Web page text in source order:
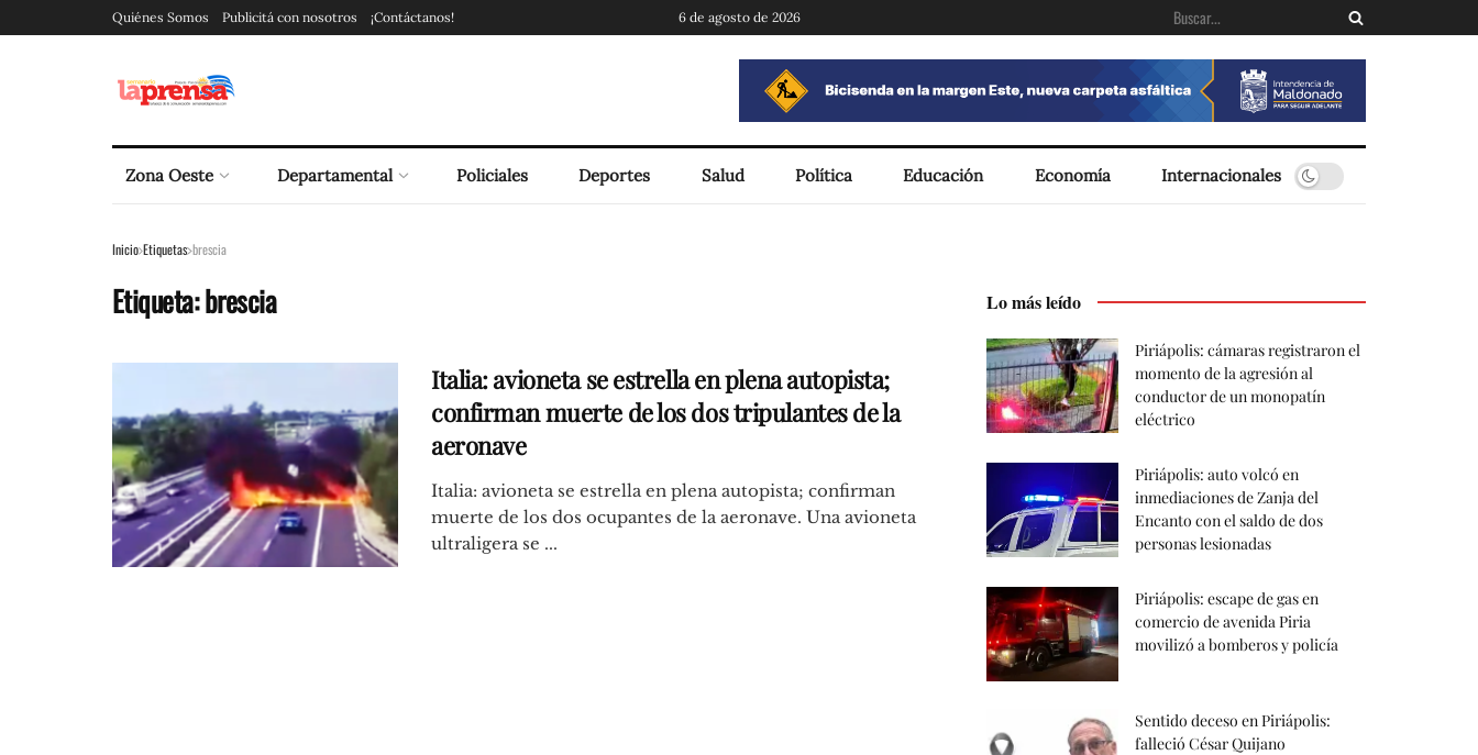
Quiénes Somos Publicitá con nosotros ¡Contáctanos! 6 de agosto de 2026
Zona Oeste Departamental Policiales Deportes Salud Política Educación Economía Internacionales
Inicio Etiquetas brescia
Etiqueta:brescia
Italia: avioneta se estrella en plena autopista;
confirman muerte de los dos tripulantes de la
aeronave
Italia: avioneta se estrella en plena autopista; confirman
muerte de los dos ocupantes de la aeronave. Una avioneta
ultraligera se ...
Lo más leído
Piriápolis: cámaras registraron el
momento de la agresión al
conductor de un monopatín
eléctrico
Piriápolis: auto volcó en
inmediaciones de Zanja del
Encanto con el saldo de dos
personas lesionadas
Piriápolis: escape de gas en
comercio de avenida Piria
movilizó a bomberos y policía
Sentido deceso en Piriápolis:
falleció César Quijano